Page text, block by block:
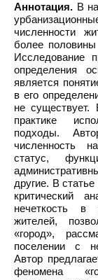
Аннотация. В
численности
более
Исследование
определения
является
в его
не существует.
практике
подходы.
численность
статус,
другие. В
критический
нечеткость в
жителей,
«город»,
поселении с
Автор
феномена